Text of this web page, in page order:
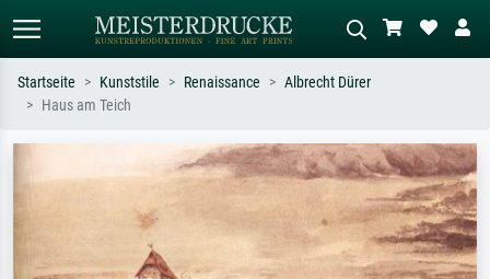
Suchen Sie nach Künstlern, Werktiteln
oder Stilen – z.B. Monet,
Hokusai, Akt.
Beschreiben Sie die Szene – z.B. Grüne
Wiese, Abstrakt mit viel Rot, Dunkles
Ölgemälde, Stehender Akt neben einem
Baum.
Startseite Kunststile Renaissance
Albrecht Dürer
Haus am Teich